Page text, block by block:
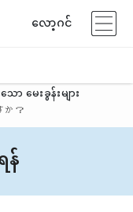
လော့ဂင်
ော မေးခွန်းများ
か？
န်